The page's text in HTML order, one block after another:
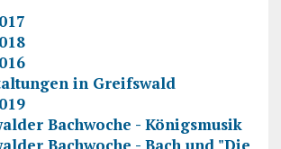
in Greifswald
Bachwoche - Königsmusik
Bachwoche - Bach und "Die